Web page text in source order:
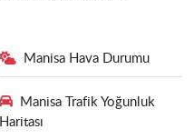
Manisa Hava Durumu
Manisa Trafik Yoğunluk
Haritası